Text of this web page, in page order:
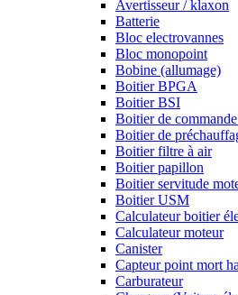
Avertisseur / klaxon
Batterie
Bloc electrovannes
Bloc monopoint
Bobine (allumage)
Boitier BPGA
Boitier BSI
Boitier de
Boitier de
Boitier filtre à air
Boitier papillon
Boitier servitude
Boitier USM
Calculateur boitier
Calculateur moteur
Canister
Capteur point mort
Carburateur